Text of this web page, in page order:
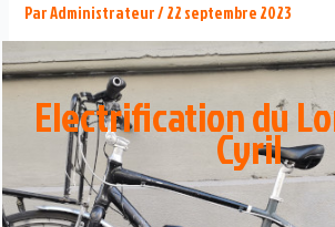
ParAdministrateur/22 septembre 2023
Electrification du
Cyril